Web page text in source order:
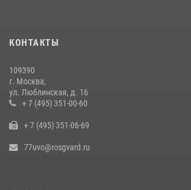
КОНТАКТЫ
109390
г. Москва,
ул. Люблинская, д. 16
+ 7 (495) 351-00-60
+ 7 (495) 351-06-69
77uvo@rosgvard.ru